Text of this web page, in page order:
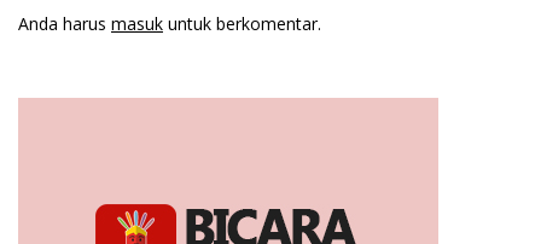
Anda harus masuk untuk berkomentar.